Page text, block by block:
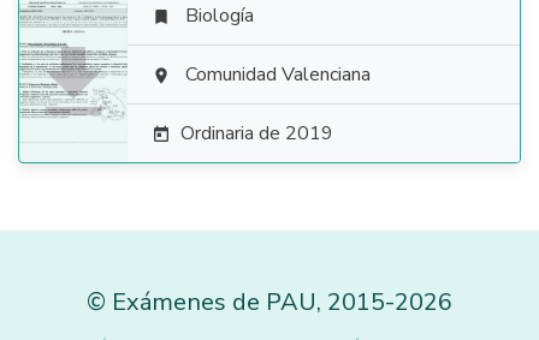

 Biología
 Comunidad Valenciana
 Ordinaria de 2019
© Exámenes de PAU, 2015-2026